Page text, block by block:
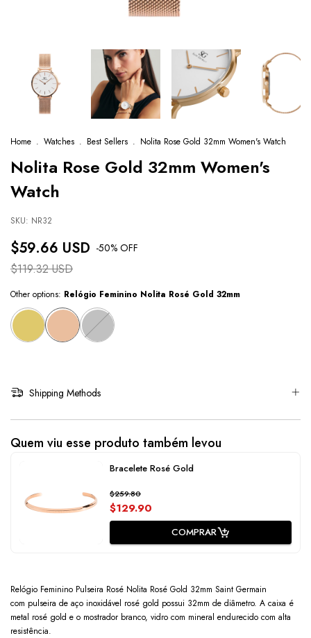
Home . Watches . Best Sellers . Nolita Rose Gold 32mm Women's Watch
Nolita Rose Gold 32mm Women's
Watch
SKU: NR32
$59.66 USD -50% OFF
$119.32 USD
Other options: Relógio Feminino Nolita Rosé Gold 32mm
Shipping Methods
Quem viu esse produto também levou
Bracelete Rosé Gold
$259.80
$129.90
COMPRAR
Relógio Feminino Pulseira Rosé Nolita Rosé Gold 32mm Saint Germain
com pulseira de aço inoxidável rosé gold possui 32mm de diâmetro. A caixa é
metal rosé gold e o mostrador branco, vidro com mineral endurecido com alta
resistência.